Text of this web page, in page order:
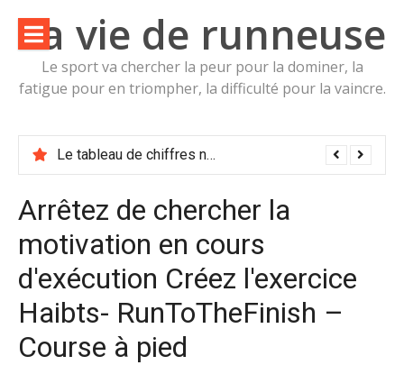
contenu
La vie de runneuse
Le sport va chercher la peur pour la dominer, la
fatigue pour en triompher, la difficulté pour la vaincre.
Le tableau de la valeur nutritive de Mûrier noir Morus nigra Moracées Calories, glucides et vertus pour la santé
Arrêtez de chercher la
motivation en cours
d'exécution Créez l'exercice
Haibts- RunToTheFinish –
Course à pied